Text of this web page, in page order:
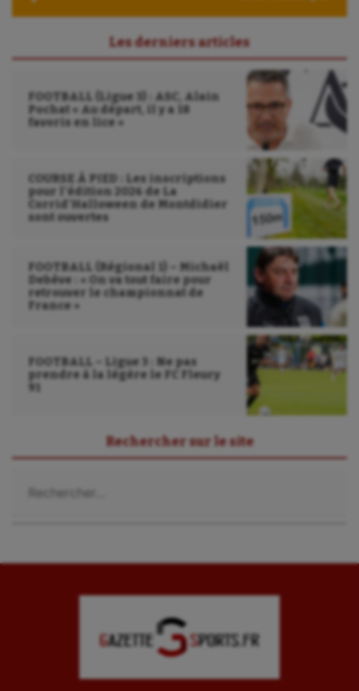
Sport-entreprise
Sport-santé
Tir à l'arc
Ultimate frisbee
UNSS
Wakeboard
Water-polo
Les derniers articles
FOOTBALL (Ligue 3) : ASC, Alain
Pochat « Au départ, il y a 18
favoris en lice »
COURSE À PIED : Les inscriptions
pour l’édition 2026 de La
Corrid’Halloween de Montdidier
sont ouvertes
FOOTBALL (Régional 1) – Michaël
Debève : « On va tout faire pour
retrouver le championnat de
France »
FOOTBALL – Ligue 3 : Ne pas
prendre à la légère le FC Fleury
91
Rechercher sur le site